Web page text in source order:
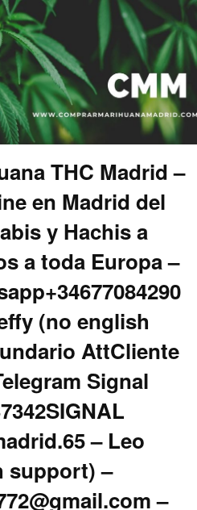
THC Madrid –
en Madrid del
y Hachis a
a toda Europa –
(no english
AttCliente
Signal
– Leo
support) –
–